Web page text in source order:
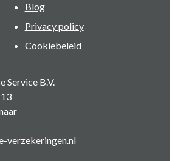
Blog
Privacy policy
Cookiebeleid
Service B.V.
verzekeringen.nl